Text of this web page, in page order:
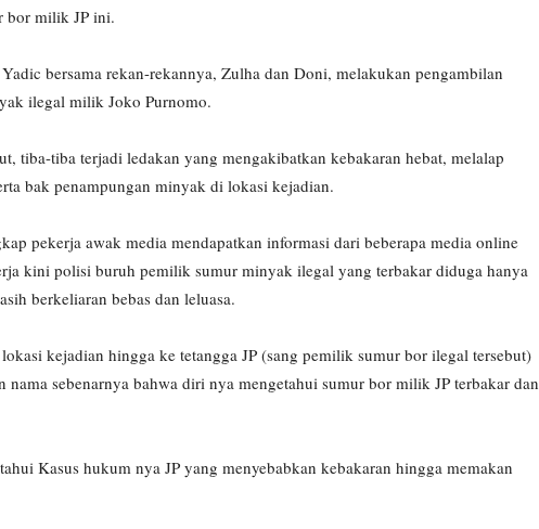
bor milik JP ini.
bersama rekan-rekannya, Zulha dan Doni, melakukan pengambilan
ilegal milik Joko Purnomo.
tiba-tiba terjadi ledakan yang mengakibatkan kebakaran hebat, melalap
bak penampungan minyak di lokasi kejadian.
pekerja awak media mendapatkan informasi dari beberapa media online
kini polisi buruh pemilik sumur minyak ilegal yang terbakar diduga hanya
berkeliaran bebas dan leluasa.
kejadian hingga ke tetangga JP (sang pemilik sumur bor ilegal tersebut)
sebenarnya bahwa diri nya mengetahui sumur bor milik JP terbakar dan
Kasus hukum nya JP yang menyebabkan kebakaran hingga memakan